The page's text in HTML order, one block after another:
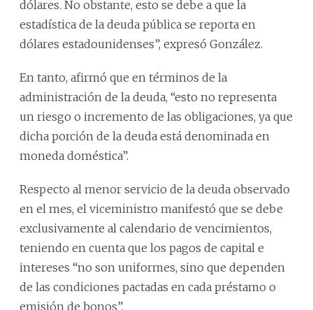
dólares. No obstante, esto se debe a que la
estadística de la deuda pública se reporta en
dólares estadounidenses”, expresó González.
En tanto, afirmó que en términos de la
administración de la deuda, “esto no representa
un riesgo o incremento de las obligaciones, ya que
dicha porción de la deuda está denominada en
moneda doméstica”.
Respecto al menor servicio de la deuda observado
en el mes, el viceministro manifestó que se debe
exclusivamente al calendario de vencimientos,
teniendo en cuenta que los pagos de capital e
intereses “no son uniformes, sino que dependen
de las condiciones pactadas en cada préstamo o
emisión de bonos”.